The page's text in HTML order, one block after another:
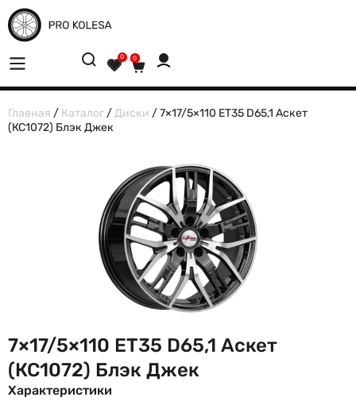
0 0
Главная / Каталог /Диски / 7×17/5×110 ET35 D65,1 Аскет
(КС1072) Блэк Джек
7×17/5×110 ET35 D65,1 Аскет
(КС1072) Блэк Джек
Характеристики